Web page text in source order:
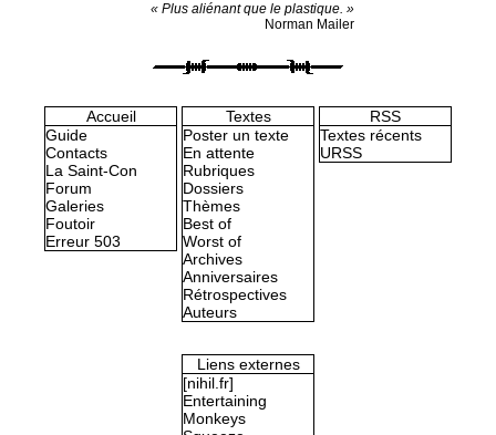
« Plus aliénant que le plastique. »
Norman Mailer
Accueil
Guide
Contacts
La Saint-Con
Forum
Galeries
Foutoir
Erreur 503
Textes
Poster un texte
En attente
Rubriques
Dossiers
Thèmes
Best of
Worst of
Archives
Anniversaires
Rétrospectives
Auteurs
RSS
Textes récents
URSS
Liens externes
[nihil.fr]
Entertaining
Monkeys